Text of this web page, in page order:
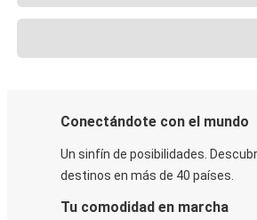
Conectándote con el mundo
Un sinfín de posibilidades.
destinos en más de 40 países.
Tu comodidad en marcha